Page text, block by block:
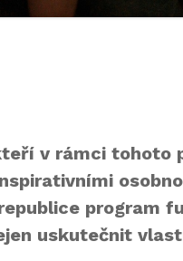
v rámci tohoto
program
uskutečnit